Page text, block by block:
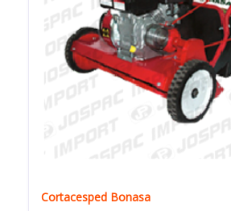
Cortacesped Bonasa